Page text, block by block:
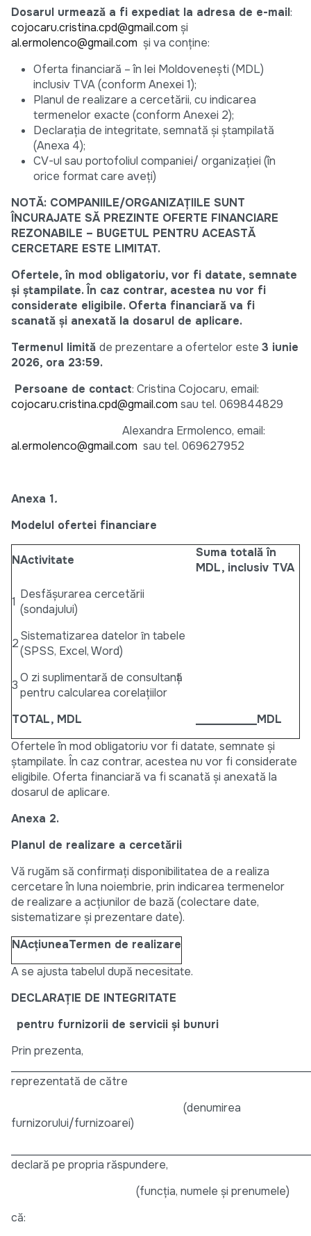
Dosarul urmează a fi expediat la adresa de e-mail:
cojocaru.cristina.cpd@gmail.com și
al.ermolenco@gmail.com și va conține:
Oferta financiară – în lei Moldovenești (MDL)
inclusiv TVA (conform Anexei 1);
Planul de realizare a cercetării, cu indicarea
termenelor exacte (conform Anexei 2);
Declarația de integritate, semnată și ștampilată
(Anexa 4);
CV-ul sau portofoliul companiei/ organizației (în
orice format care aveți)
NOTĂ: COMPANIILE/ORGANIZAȚIILE SUNT
ÎNCURAJATE SĂ PREZINTE OFERTE FINANCIARE
REZONABILE – BUGETUL PENTRU ACEASTĂ
CERCETARE ESTE LIMITAT.
Ofertele, în mod obligatoriu, vor fi datate, semnate
și ștampilate. În caz contrar, acestea nu vor fi
considerate eligibile. Oferta financiară va fi
scanată și anexată la dosarul de aplicare.
Termenul limită de prezentare a ofertelor este 3 iunie
2026, ora 23:59.
Persoane de contact: Cristina Cojocaru, email:
cojocaru.cristina.cpd@gmail.com sau tel. 069844829
Alexandra Ermolenco, email:
al.ermolenco@gmail.com sau tel. 069627952
Anexa 1.
Modelul ofertei financiare
NActivitate
Suma totală în
MDL, inclusiv TVA
1
Desfășurarea cercetării
(sondajului)
2
Sistematizarea datelor ȋn tabele
(SPSS, Excel, Word)
3
O zi suplimentară de consultanță
pentru calcularea corelațiilor
TOTAL, MDL
___________MDL
Ofertele în mod obligatoriu vor fi datate, semnate și
ștampilate. În caz contrar, acestea nu vor fi considerate
eligibile. Oferta financiară va fi scanată și anexată la
dosarul de aplicare.
Anexa 2.
Planul de realizare a cercetării
Vă rugăm să confirmați disponibilitatea de a realiza
cercetare în luna noiembrie, prin indicarea termenelor
de realizare a acțiunilor de bază (colectare date,
sistematizare și prezentare date).
NAcţiuneaTermen de realizare
A se ajusta tabelul după necesitate.
DECLARAȚIE DE INTEGRITATE
pentru furnizorii de servicii și bunuri
Prin prezenta,
reprezentată de către
(denumirea
furnizorului/furnizoarei)
declară pe propria răspundere,
(funcţia, numele şi prenumele)
că: